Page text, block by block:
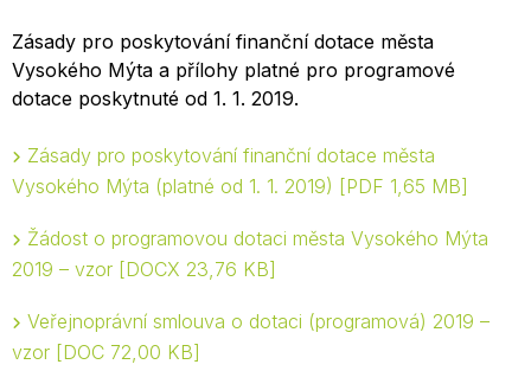
Zásady pro poskytování finanční dotace města
Vysokého Mýta a přílohy platné pro programové
dotace poskytnuté od 1. 1. 2019.
Zásady pro poskytování finanční dotace města
Vysokého Mýta (platné od 1. 1. 2019)
PDF 1,65 MB
Žádost o programovou dotaci města Vysokého Mýta
2019 – vzor DOCX 23,76 KB
Veřejnoprávní smlouva o dotaci (programová) 2019 –
vzor DOC 72,00 KB